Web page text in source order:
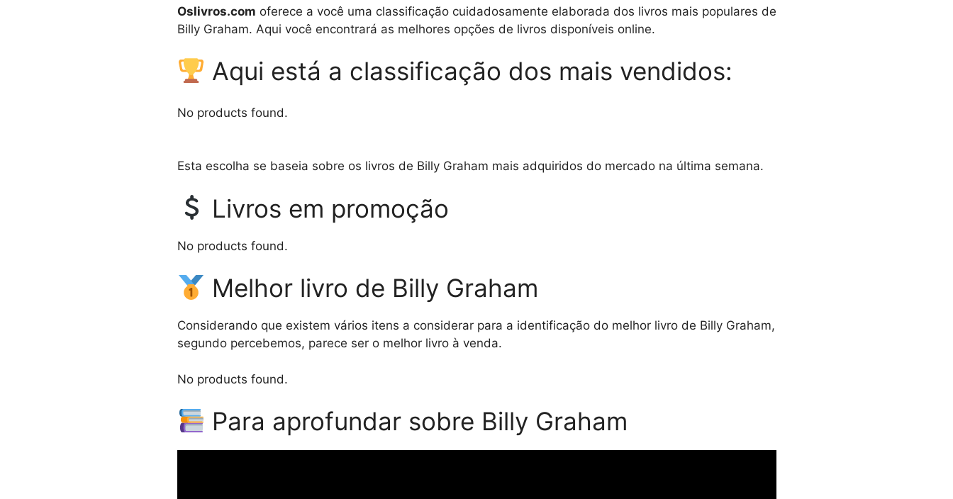
Oslivros.com oferece a você uma classificação cuidadosamente elaborada dos livros mais populares de
Billy Graham. Aqui você encontrará as melhores opções de livros disponíveis online.
Aqui está a classificação dos mais vendidos:
No products found.
Esta escolha se baseia sobre os livros de Billy Graham mais adquiridos do mercado na última semana.
Livros em promoção
No products found.
Melhor livro de Billy Graham
Considerando que existem vários itens a considerar para a identificação do melhor livro de Billy Graham,
segundo percebemos, parece ser o melhor livro à venda.
No products found.
Para aprofundar sobre Billy Graham